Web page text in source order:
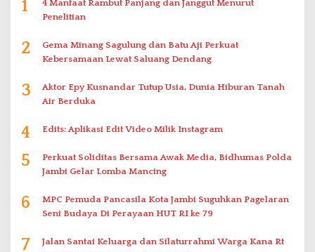
1
4 Manfaat Rambut Panjang dan Janggut Menurut
Penelitian
2
Gema Minang Sagulung dan Batu Aji Perkuat
Kebersamaan Lewat Saluang Dendang
3
Aktor Epy Kusnandar Tutup Usia, Dunia Hiburan Tanah
Air Berduka
4 Edits: Aplikasi Edit Video Milik Instagram
5
Perkuat Soliditas Bersama Awak Media, Bidhumas Polda
Jambi Gelar Lomba Mancing
6
MPC Pemuda Pancasila Kota Jambi Suguhkan Pagelaran
Seni Budaya Di Perayaan HUT RI ke 79
7
Jalan Santai Keluarga dan Silaturrahmi Warga Kana Rt